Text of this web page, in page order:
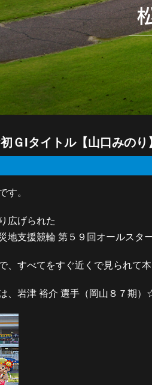
ＧIタイトル【山口みのり
す。
広げられた
地支援競輪 第５９回オールスタ
、すべてをすぐ近くで見られて
、岩津 裕介 選手（岡山８７期）